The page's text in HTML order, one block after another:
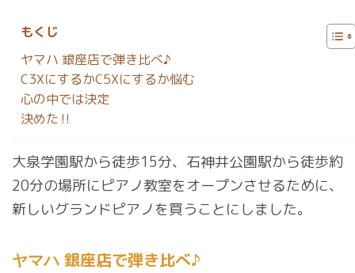
もくじ
ヤマハ 銀座店で弾き比べ♪
C3XにするかC5Xにするか悩む
心の中では決定
決めた‼︎
大泉学園駅から徒歩15分、石神井公園駅から徒歩約
20分の場所にピアノ教室をオープンさせるために、
新しいグランドピアノを買うことにしました。
ヤマハ 銀座店で弾き比べ♪